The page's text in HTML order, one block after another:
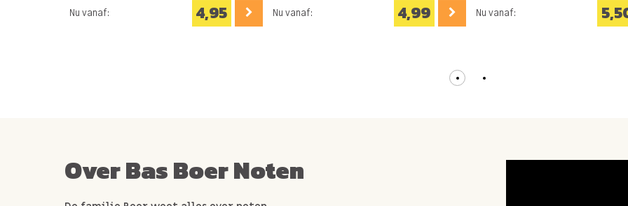
Nu vanaf: 4,95 Nu vanaf: 4,99 Nu vanaf:
Over Bas Boer Noten